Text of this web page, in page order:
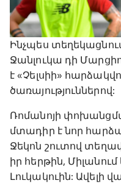
Ինչպես
Ջանլուկա դի
է «Չելսիի»
ծառայություններով:
Ռոմանոյի
մտադիր է նոր
Ջեկոն շուտով
իր հերթին,
Լուկակուին: Ավելի